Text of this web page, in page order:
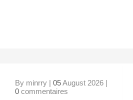
By minrry | 05August 2026 |
0 commentaires